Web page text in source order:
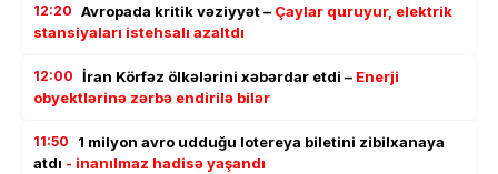
12:20 Avropada kritik vəziyyət – Çaylar quruyur, elektrik
stansiyaları istehsalı azaltdı
12:00 İran Körfəz ölkələrini xəbərdar etdi – Enerji
obyektlərinə zərbə endirilə bilər
11:50
1 milyon avro udduğu lotereya biletini zibilxanaya
atdı - inanılmaz hadisə yaşandı